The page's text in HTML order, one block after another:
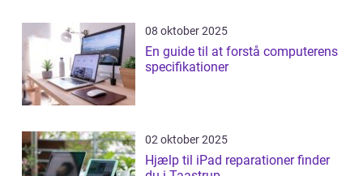
08 oktober 2025
En guide til at forstå computerens
specifikationer
02 oktober 2025
Hjælp til iPad reparationer finder